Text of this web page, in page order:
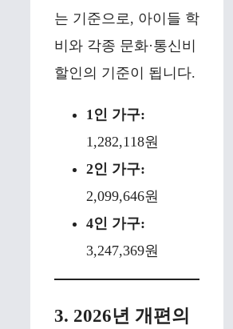
는 기준으로, 아이들 학
비와 각종 문화·통신비
할인의 기준이 됩니다.
1인 가구:
1,282,118원
2인 가구:
2,099,646원
4인 가구:
3,247,369원
3. 2026년 개편의